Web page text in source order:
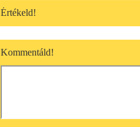
Értékeld!
Kommentáld!